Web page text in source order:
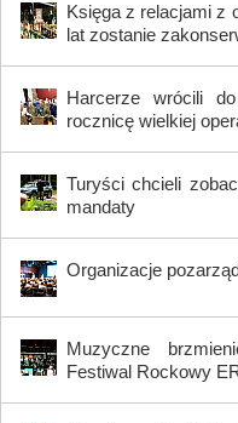
Księga z relacjami z
lat zostanie
Harcerze wrócili
rocznicę wielkiej
Turyści chcieli
mandaty
Organizacje
Muzyczne
Festiwal Rockowy